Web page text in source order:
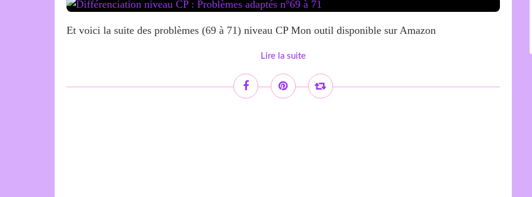
Et voici la suite des problèmes (69 à 71) niveau CP Mon outil disponible sur Amazon
Lire la suite